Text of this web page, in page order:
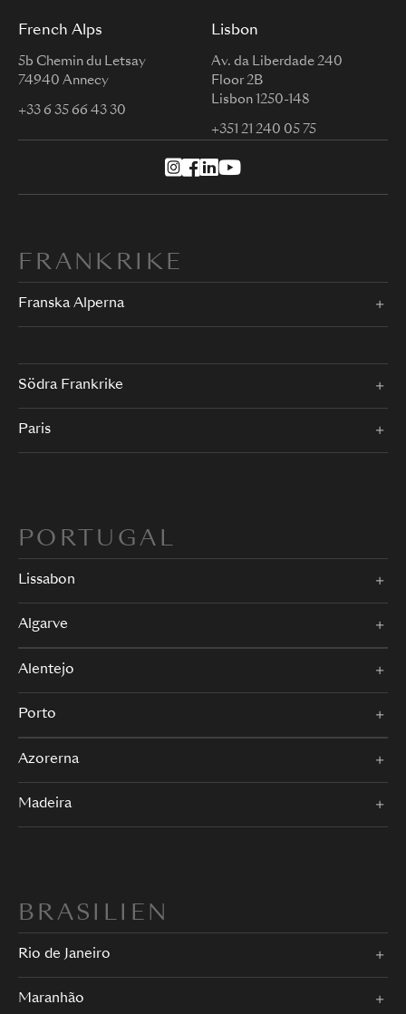
French Alps
5b Chemin du Letsay
74940 Annecy
+33 6 35 66 43 30
Lisbon
Av. da Liberdade 240
Floor 2B
Lisbon 1250-148
+351 21 240 05 75
FRANKRIKE
Franska Alperna
Södra Frankrike
Paris
PORTUGAL
Lissabon
Algarve
Alentejo
Porto
Azorerna
Madeira
BRASILIEN
Rio de Janeiro
Maranhão